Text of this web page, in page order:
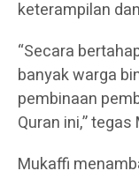
keterampilan
“Secara
banyak warga
pembinaan
Quran ini,” tegas
Mukaffi